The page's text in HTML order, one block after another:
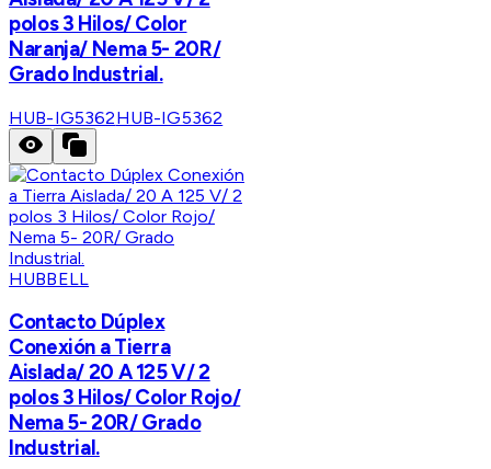
polos 3 Hilos/ Color
Naranja/ Nema 5- 20R/
Grado Industrial.
HUB-IG5362HUB-IG5362
HUBBELL
Contacto Dúplex
Conexión a Tierra
Aislada/ 20 A 125 V/ 2
polos 3 Hilos/ Color Rojo/
Nema 5- 20R/ Grado
Industrial.